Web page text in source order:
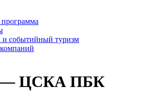
событийный туризм
ЦСКА ПБК